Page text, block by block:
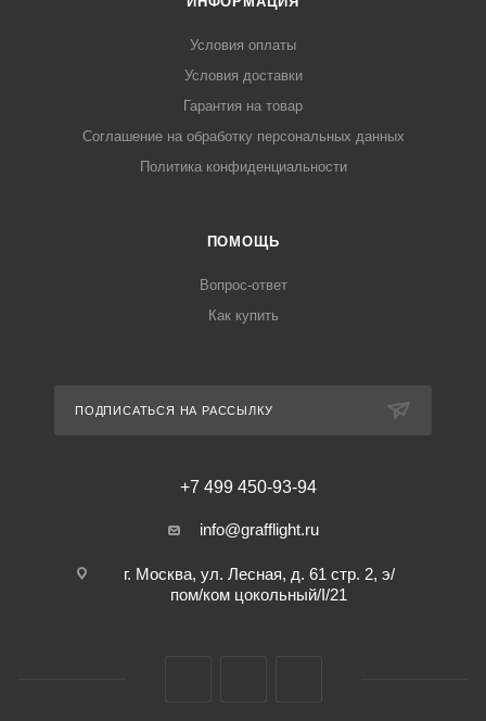
Условия оплаты
Условия доставки
Гарантия на товар
Соглашение на обработку персональных данных
Политика конфиденциальности
ПОМОЩЬ
Вопрос-ответ
Как купить
ПОДПИСАТЬСЯ НА РАССЫЛКУ
+7 499 450-93-94
info@grafflight.ru
г. Москва, ул. Лесная, д. 61 стр. 2, э/
пом/ком цокольный/I/21